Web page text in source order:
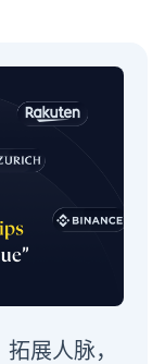
展人脉，